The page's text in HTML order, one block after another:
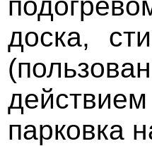
доска,
парковка